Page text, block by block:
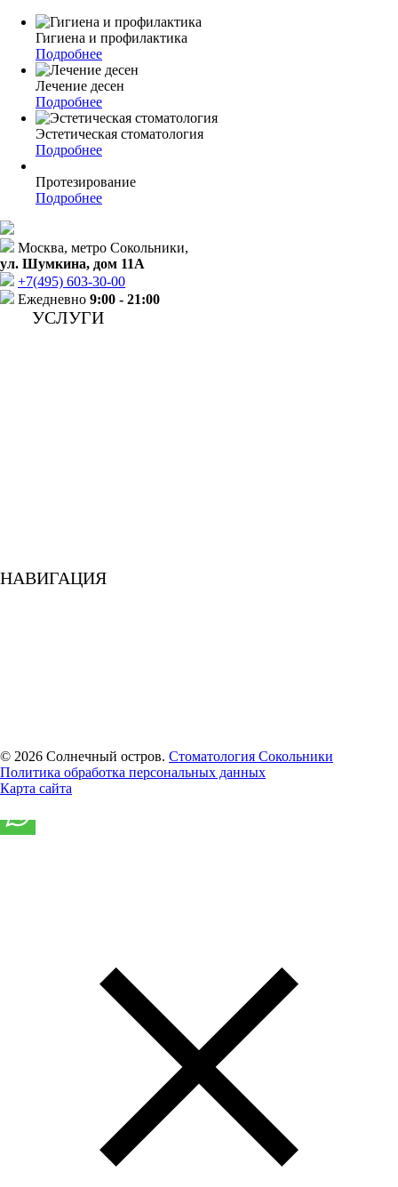
Гигиена и профилактика
Подробнее
Лечение десен
Подробнее
Эстетическая стоматология
Подробнее
Протезирование
Подробнее
Москва, метро Сокольники,
ул. Шумкина, дом 11А
+7(495) 603-30-00
Ежедневно 9:00 - 21:00
УСЛУГИ
НАВИГАЦИЯ
© 2026 Солнечный остров. Стоматология Сокольники
Политика обработка персональных данных
Карта сайта